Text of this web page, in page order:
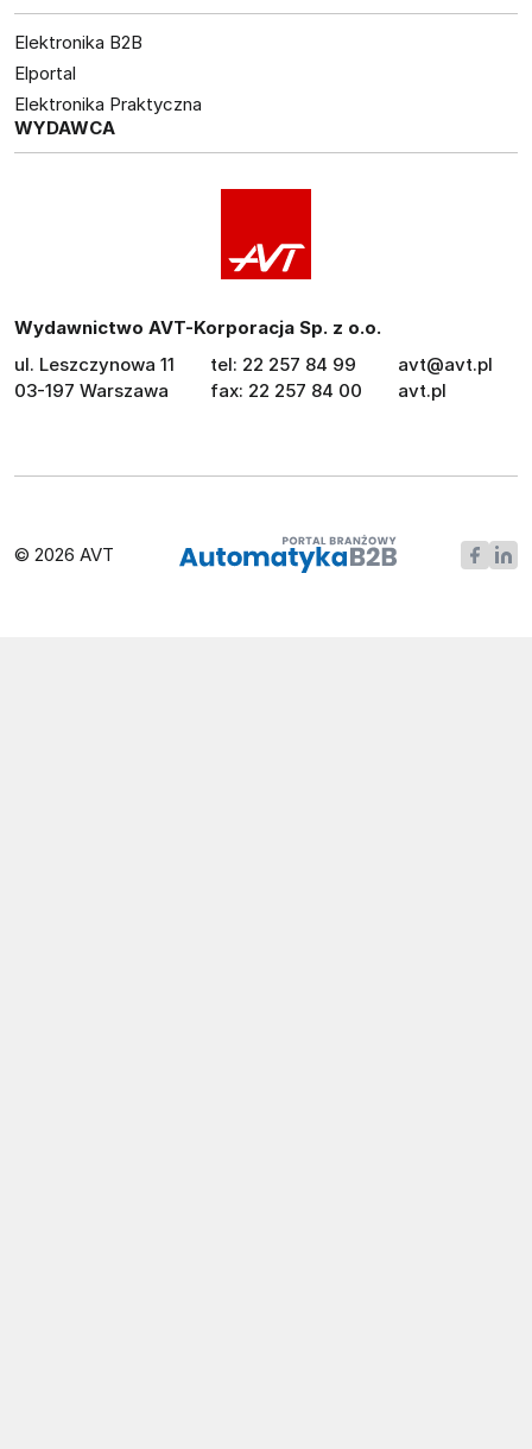
Elektronika B2B
Elportal
Elektronika Praktyczna
WYDAWCA
Wydawnictwo AVT-Korporacja Sp. z o.o.
ul. Leszczynowa 11
03-197 Warszawa
tel: 22 257 84 99
fax: 22 257 84 00
avt@avt.pl
avt.pl
© 2026 AVT